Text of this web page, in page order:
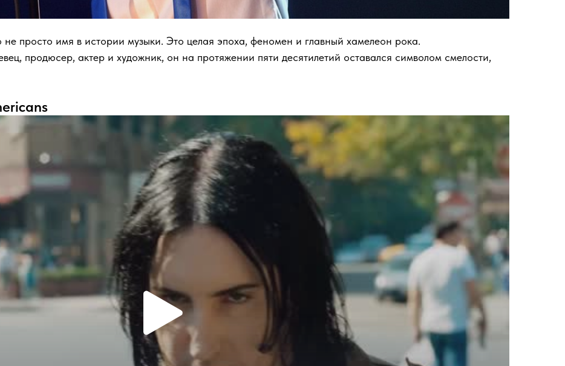
просто имя в истории музыки. Это целая эпоха, феномен и главный хамелеон рока.
продюсер, актер и художник, он на протяжении пяти десятилетий оставался символом смелости,